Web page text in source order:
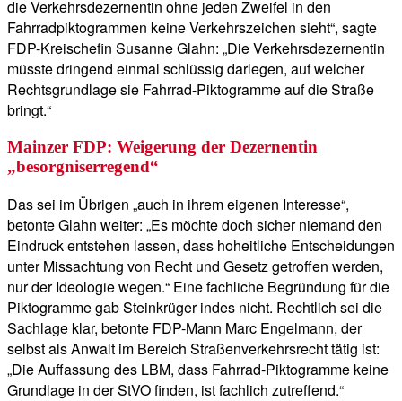
die Verkehrsdezernentin ohne jeden Zweifel in den
Fahrradpiktogrammen keine Verkehrszeichen sieht“, sagte
FDP-Kreischefin Susanne Glahn: „Die Verkehrsdezernentin
müsste dringend einmal schlüssig darlegen, auf welcher
Rechtsgrundlage sie Fahrrad-Piktogramme auf die Straße
bringt.“
Mainzer FDP: Weigerung der Dezernentin
„besorgniserregend“
Das sei im Übrigen „auch in ihrem eigenen Interesse“,
betonte Glahn weiter: „Es möchte doch sicher niemand den
Eindruck entstehen lassen, dass hoheitliche Entscheidungen
unter Missachtung von Recht und Gesetz getroffen werden,
nur der Ideologie wegen.“ Eine fachliche Begründung für die
Piktogramme gab Steinkrüger indes nicht. Rechtlich sei die
Sachlage klar, betonte FDP-Mann Marc Engelmann, der
selbst als Anwalt im Bereich Straßenverkehrsrecht tätig ist:
„Die Auffassung des LBM, dass Fahrrad-Piktogramme keine
Grundlage in der StVO finden, ist fachlich zutreffend.“